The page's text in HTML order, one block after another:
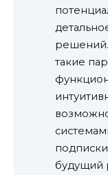
такие
будущий